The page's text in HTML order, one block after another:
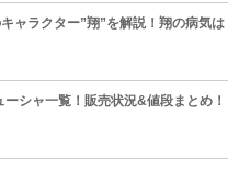
ャラクター”翔”を解説！翔の病気は
ーシャ一覧！販売状況&値段まとめ！